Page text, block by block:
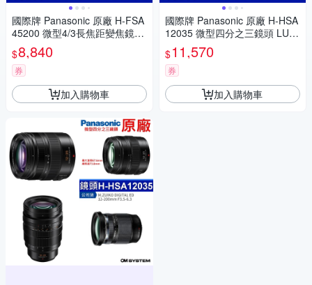
國際牌 Panasonic 原廠 H-FSA
45200 微型4/3長焦距變焦鏡頭
LUMIX G X VARIO 45-200mm
單眼鏡頭 相機
$8,840
券
加入購物車
國際牌 Panasonic 原廠 H-HSA
12035 微型四分之三鏡頭 LUMI
X G X VARIO 12-35mm 相機
$11,570
券
加入購物車